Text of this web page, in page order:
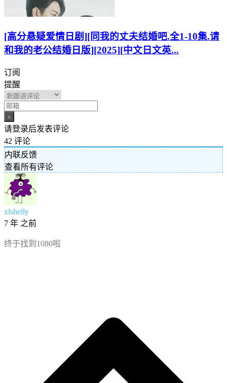
[高分悬疑爱情日剧][同我的丈夫结婚吧.全1-10集.请
和我的老公结婚日版][2025][中文日文英...
订阅
提醒
请登录后发表评论
42 评论
内联反馈
查看所有评论
xlshelly
7 年 之前
终于找到1080啦